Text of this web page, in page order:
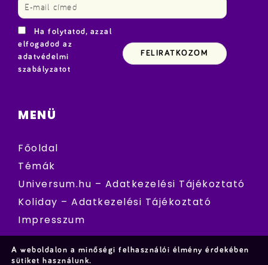
Ha folytatod, azzal
elfogadod az
adatvédelmi
szabályzatot
MENÜ
Főoldal
Témák
Universum.hu – Adatkezelési Tájékoztató
Koliday – Adatkezelési Tájékoztató
Impresszum
A weboldalon a minőségi felhasználói élmény érdekében
sütiket használunk.